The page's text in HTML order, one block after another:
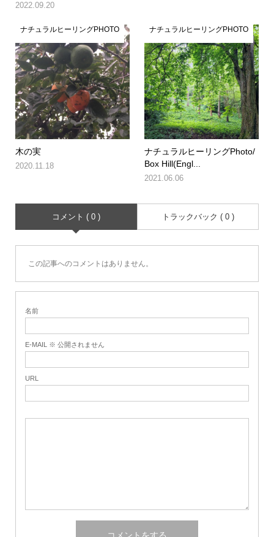
2022.09.20
ナチュラルヒーリングPHOTO
木の実
2020.11.18
ナチュラルヒーリングPHOTO
ナチュラルヒーリングPhoto/
Box Hill(Engl...
2021.06.06
コメント ( 0 ) トラックバック ( 0 )
この記事へのコメントはありません。
名前
E-MAIL ※ 公開されません
URL